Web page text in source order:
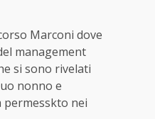
Marconi dove
management
si sono rivelati
nonno e
permesskto nei